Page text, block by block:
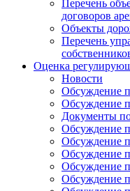
Перечень
договоров
Объекты
Перечень
Оценка
Новости
Обсуждение
Обсуждение
Документы
Обсуждение
Обсуждение
Обсуждение
Обсуждение
Обсуждение